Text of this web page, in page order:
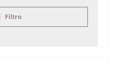
Filtro